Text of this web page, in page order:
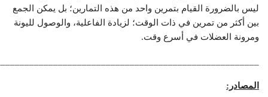
ليس بالضرورة القيام بتمرين واحد من هذه التمارين؛ بل يمكن الجمع
بين أكثر من تمرين في ذات الوقت؛ لزيادة الفاعلية، والوصول لليونة
ومرونة العضلات في أسرع وقت.
المصادر: